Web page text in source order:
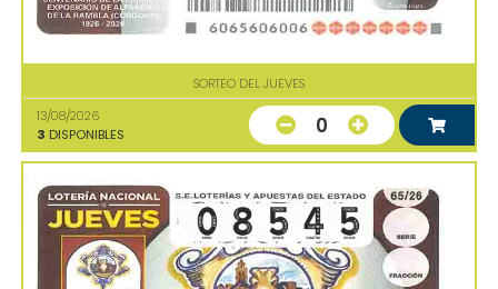
SORTEO DEL JUEVES
13/08/2026
3 DISPONIBLES 0